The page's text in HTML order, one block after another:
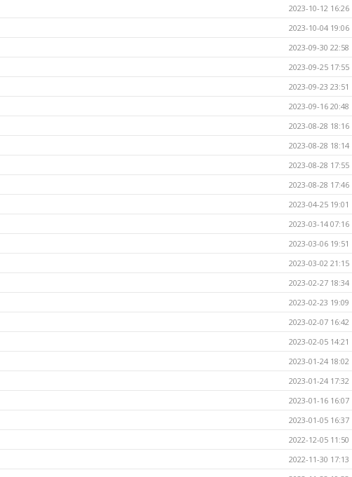
2023-10-12 16:26
2023-10-04 19:06
2023-09-30 22:58
2023-09-25 17:55
2023-09-23 23:51
2023-09-16 20:48
2023-08-28 18:16
2023-08-28 18:14
2023-08-28 17:55
2023-08-28 17:46
2023-04-25 19:01
2023-03-14 07:16
2023-03-06 19:51
2023-03-02 21:15
2023-02-27 18:34
2023-02-23 19:09
2023-02-07 16:42
2023-02-05 14:21
2023-01-24 18:02
2023-01-24 17:32
2023-01-16 16:07
2023-01-05 16:37
2022-12-05 11:50
2022-11-30 17:13